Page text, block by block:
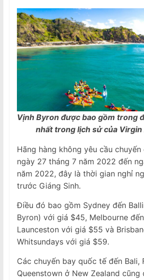
Vịnh Byron được bao gồm trong
nhất trong lịch sử của Virgin
Hãng hàng không yêu cầu
ngày 27 tháng 7 năm 2022 đến
năm 2022, đây là thời gian nghỉ
trước Giáng Sinh.
Điều đó bao gồm Sydney đến
Byron) với giá $45, Melbourne
Launceston với giá $55 và
Whitsundays với giá $59.
Các chuyến bay quốc tế đến Bali,
Queenstown ở New Zealand cũng